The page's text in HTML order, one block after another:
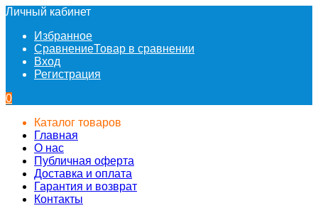
Личный кабинет
Избранное
СравнениеТовар в сравнении
Вход
Регистрация
0
Каталог товаров
Главная
О нас
Публичная оферта
Доставка и оплата
Гарантия и возврат
Контакты